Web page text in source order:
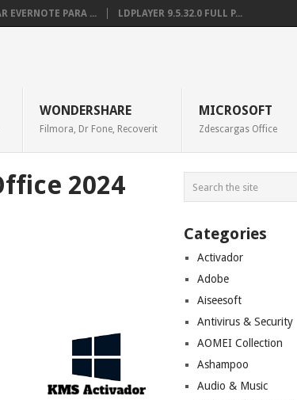
EVERNOTE PARA ... LDPLAYER 9.5.32.0 FULL P...
WONDERSHARE
Filmora, Dr Fone, Recoverit
MICROSOFT
Zdescargas Office
2024
Categories
Activador
Adobe
Aiseesoft
Antivirus & Security
AOMEI Collection
Ashampoo
Audio & Music